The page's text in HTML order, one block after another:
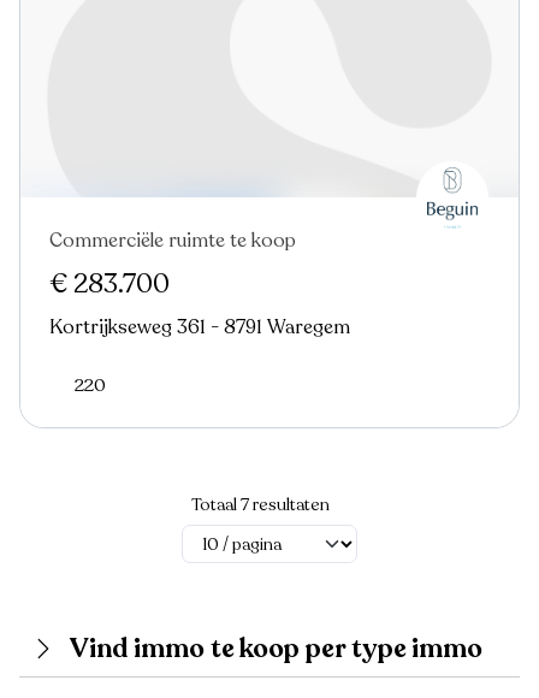
Commerciële ruimte te koop
€ 283.700
Kortrijkseweg 361 - 8791 Waregem
220
Totaal 7 resultaten
Vind immo te koop per type immo